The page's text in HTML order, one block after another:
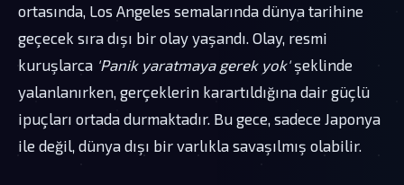
ortasında, Los Angeles semalarında dünya tarihine
geçecek sıra dışı bir olay yaşandı. Olay, resmi
kuruşlarca 'Panik yaratmaya gerek yok'şeklinde
yalanlanırken, gerçeklerin karartıldığına dair güçlü
ipuçları ortada durmaktadır. Bu gece, sadece Japonya
ile değil, dünya dışı bir varlıkla savaşılmış olabilir.